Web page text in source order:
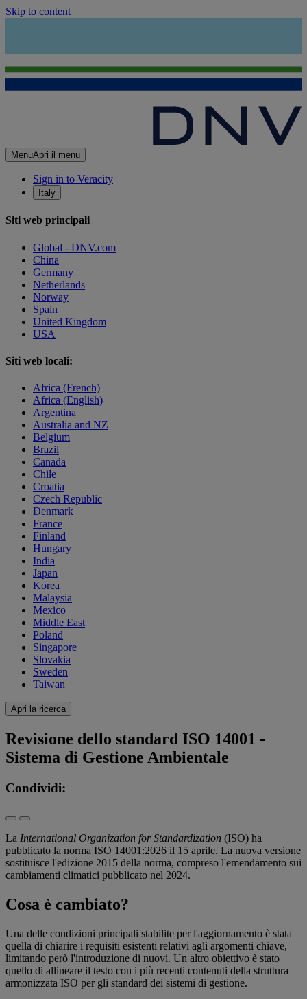
Skip to content
MenuApri il menu
Sign in to Veracity
Italy
Siti web principali
Global - DNV.com
China
Germany
Netherlands
Norway
Spain
United Kingdom
USA
Siti web locali:
Africa (French)
Africa (English)
Argentina
Australia and NZ
Belgium
Brazil
Canada
Chile
Croatia
Czech Republic
Denmark
France
Finland
Hungary
India
Japan
Korea
Malaysia
Mexico
Middle East
Poland
Singapore
Slovakia
Sweden
Taiwan
Apri la ricerca
Revisione dello standard ISO 14001 -
Sistema di Gestione Ambientale
Condividi:
La International Organization for Standardization (ISO) ha
pubblicato la norma ISO 14001:2026 il 15 aprile. La nuova versione
sostituisce l'edizione 2015 della norma, compreso l'emendamento sui
cambiamenti climatici pubblicato nel 2024.
Cosa è cambiato?
Una delle condizioni principali stabilite per l'aggiornamento è stata
quella di chiarire i requisiti esistenti relativi agli argomenti chiave,
limitando però l'introduzione di nuovi. Un altro obiettivo è stato
quello di allineare il testo con i più recenti contenuti della struttura
armonizzata ISO per gli standard dei sistemi di gestione.